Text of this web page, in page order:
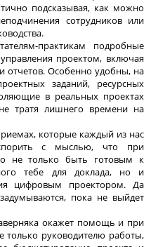
подсказывая, как можно
сотрудников или
практикам подробные
проектом, включая
отчетов. Особенно удобны, на
заданий, ресурсных
в реальных проектах
тратя лишнего времени на
которые каждый из нас
с мыслью, что при
не только быть готовым к
тебе для доклада, но и
цифровым проектором. Да
пока не выйдет
окажет помощь и при
только руководителю работы,